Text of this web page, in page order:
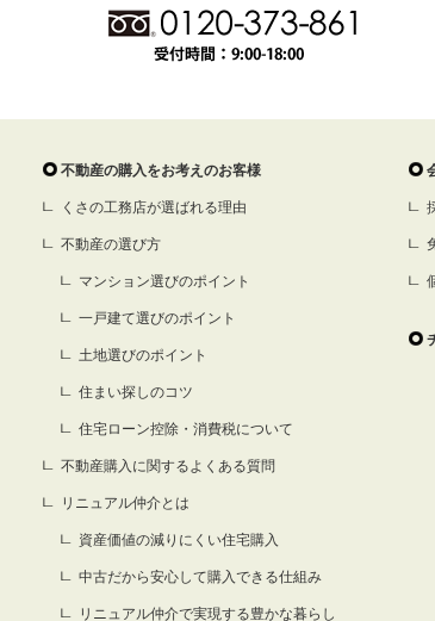
不動産の購入をお考えのお客様
くさの工務店が選ばれる理由
不動産の選び方
マンション選びのポイント
一戸建て選びのポイント
土地選びのポイント
住まい探しのコツ
住宅ローン控除・消費税について
不動産購入に関するよくある質問
リニュアル仲介とは
資産価値の減りにくい住宅購入
中古だから安心して購入できる仕組み
リニュアル仲介で実現する豊かな暮らし